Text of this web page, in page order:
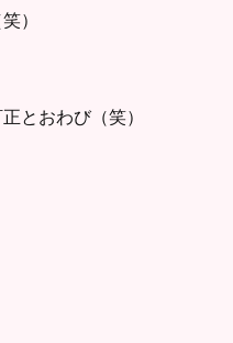
）
とおわび（笑）